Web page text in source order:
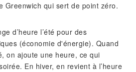
Greenwich qui sert de point zéro.
d’heure l’été pour des
(économie d'énergie). Quand
on ajoute une heure, ce qui
En hiver, en revient à l’heure